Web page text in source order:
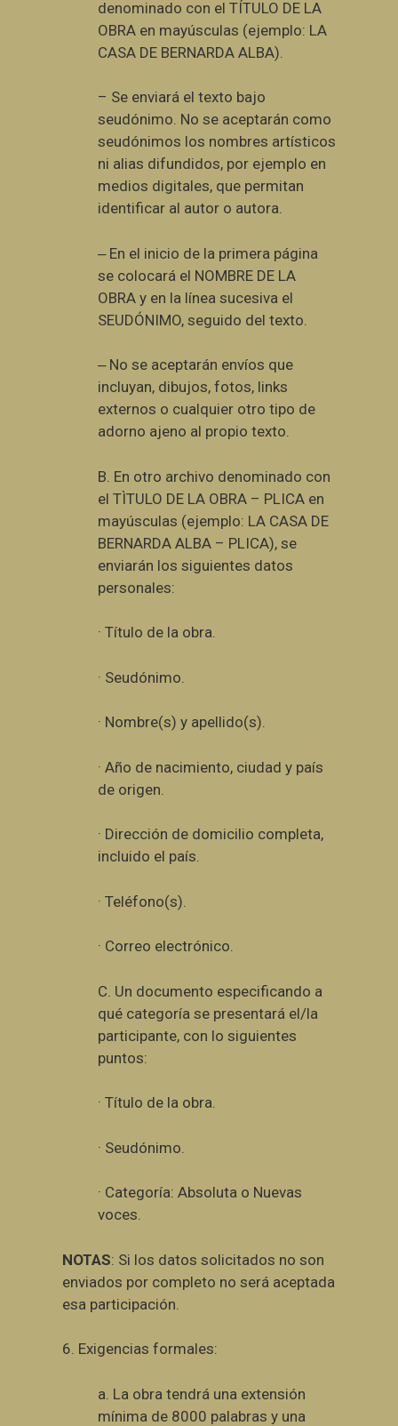
denominado con el TÍTULO DE LA
OBRA en mayúsculas (ejemplo: LA
CASA DE BERNARDA ALBA).
– Se enviará el texto bajo
seudónimo. No se aceptarán como
seudónimos los nombres artísticos
ni alias difundidos, por ejemplo en
medios digitales, que permitan
identificar al autor o autora.
‒ En el inicio de la primera página
se colocará el NOMBRE DE LA
OBRA y en la línea sucesiva el
SEUDÓNIMO, seguido del texto.
‒ No se aceptarán envíos que
incluyan, dibujos, fotos, links
externos o cualquier otro tipo de
adorno ajeno al propio texto.
B. En otro archivo denominado con
el TÌTULO DE LA OBRA – PLICA en
mayúsculas (ejemplo: LA CASA DE
BERNARDA ALBA – PLICA), se
enviarán los siguientes datos
personales:
· Título de la obra.
· Seudónimo.
· Nombre(s) y apellido(s).
· Año de nacimiento, ciudad y país
de origen.
· Dirección de domicilio completa,
incluido el país.
· Teléfono(s).
· Correo electrónico.
C. Un documento especificando a
qué categoría se presentará el/la
participante, con lo siguientes
puntos:
· Título de la obra.
· Seudónimo.
· Categoría: Absoluta o Nuevas
voces.
NOTAS: Si los datos solicitados no son
enviados por completo no será aceptada
esa participación.
6. Exigencias formales:
a. La obra tendrá una extensión
mínima de 8000 palabras y una